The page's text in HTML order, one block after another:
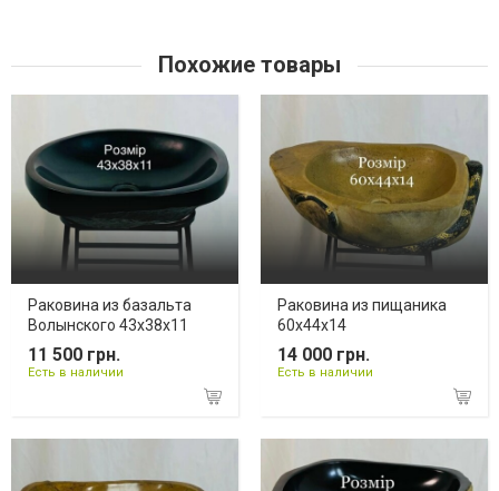
Похожие товары
Раковина из базальта
Волынского 43х38х11
11 500 грн.
Есть в наличии
Раковина из пищаника
60х44х14
14 000 грн.
Есть в наличии